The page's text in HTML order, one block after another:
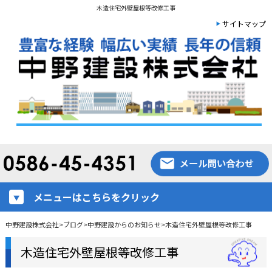
木造住宅外壁屋根等改修工事
サイトマップ
メニューはこちらをクリック
中野建設株式会社>ブログ>中野建設からのお知らせ>木造住宅外壁屋根等改修工事
木造住宅外壁屋根等改修工事